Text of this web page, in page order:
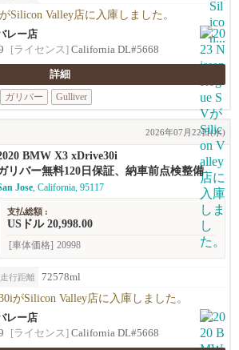
Silicon Valley店に入庫しました。
レー店
[ライセンス] California DL#5668
詳細
ガリバー Gulliver
2026年07月22日(水)
BMW X3 xDrive30i
リバー無料120日保証、納車前点検整備
Jose, California, 95117
支払総額 :
USドル 20,998.00
[車体価格] 20998
走行距離 72578ml
がSilicon Valley店に入庫しました。
レー店
[ライセンス] California DL#5668